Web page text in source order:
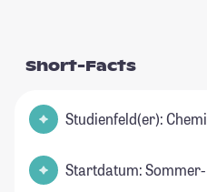
Short-Facts
Studienfeld(er):
Startdatum: